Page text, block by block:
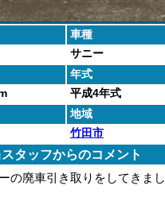
車種
サニー
年式
平成4年式
地域
竹田市
タッフからのコメント
の廃車引き取りをしてきまし